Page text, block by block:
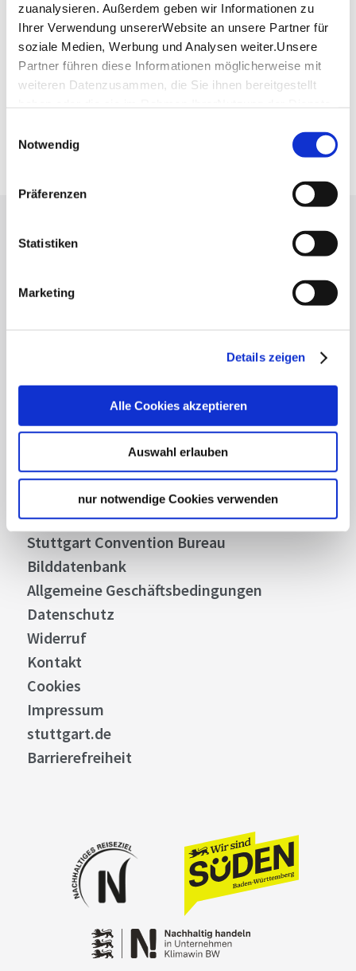
zuanalysieren. Außerdem geben wir Informationen zu
Ihrer Verwendung unsererWebsite an unsere Partner für
soziale Medien, Werbung und Analysen weiter.Unsere
Partner führen diese Informationen möglicherweise mit
weiteren Datenzusammen, die Sie ihnen bereitgestellt
Impressum
Notwendig
Präferenzen
Statistiken
Marketing
Details zeigen
Alle Cookies akzeptieren
Auswahl erlauben
nur notwendige Cookies verwenden
Planen Sie Ihre Anreise
Verkehrs- und Tarifverbund Stuttgart GmbH
Fahrplanauskunft des VVS
Deutsche Bahn AG
Lassen Sie sich inspirieren!
Highlights und aktuellen Angeboten in
Stuttgart und Region immer up-to-date.
Stellenangebote
Business
Stuttgart Convention Bureau
Bilddatenbank
Allgemeine Geschäftsbedingungen
Datenschutz
Widerruf
Kontakt
Cookies
Impressum
stuttgart.de
Barrierefreiheit